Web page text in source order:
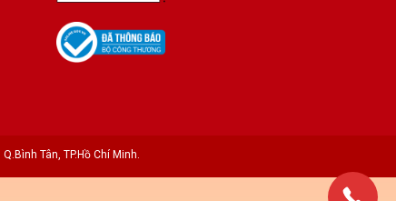
Tân, TP.Hồ Chí Minh.